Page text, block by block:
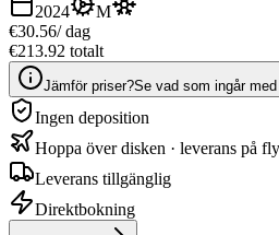
2024
M
€30.56/ dag
€213.92 totalt
Jämför priser?Se vad som ingår
Ingen deposition
Hoppa över disken · leverans på
Leverans tillgänglig
Direktbokning